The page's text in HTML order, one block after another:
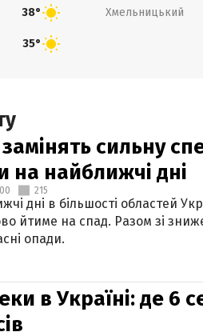
38° Хмельницький
35°
сильну
на найближчі дні
215
дні в більшості областей
йтиме на спад. Разом зі
опади.
в Україні: де 6